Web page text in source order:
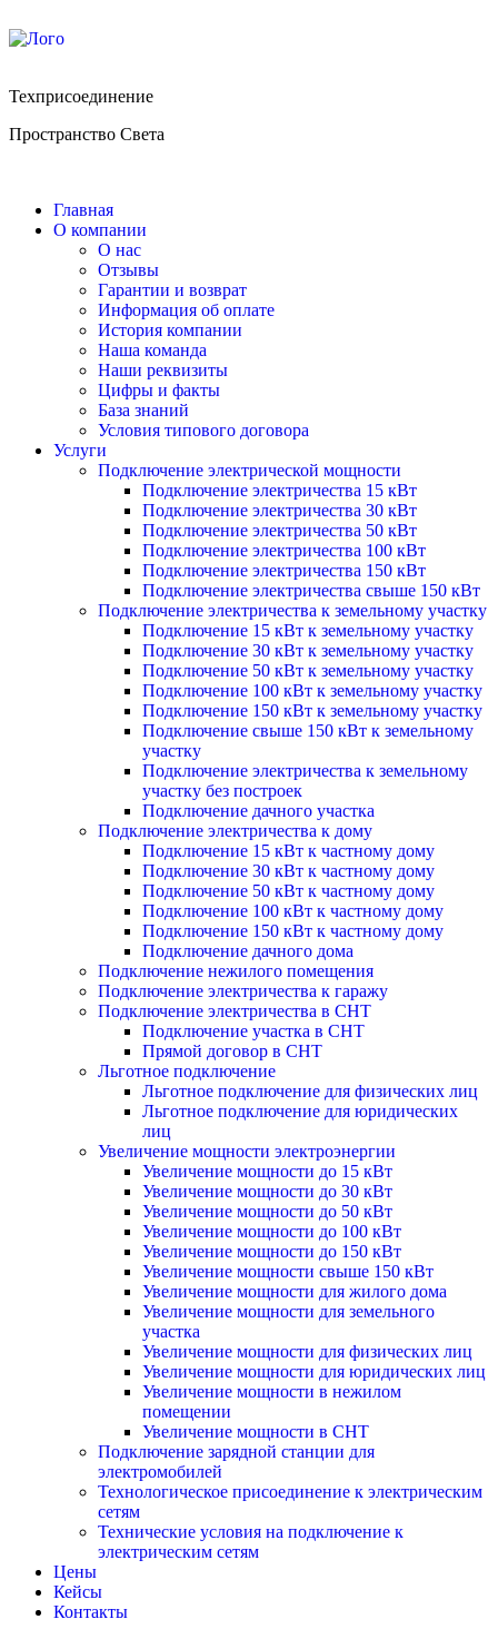
Техприсоединение
Пространство Света
Главная
О компании
О нас
Отзывы
Гарантии и возврат
Информация об оплате
История компании
Наша команда
Наши реквизиты
Цифры и факты
База знаний
Условия типового договора
Услуги
Подключение электрической мощности
Подключение электричества 15 кВт
Подключение электричества 30 кВт
Подключение электричества 50 кВт
Подключение электричества 100 кВт
Подключение электричества 150 кВт
Подключение электричества свыше 150 кВт
Подключение электричества к земельному участку
Подключение 15 кВт к земельному участку
Подключение 30 кВт к земельному участку
Подключение 50 кВт к земельному участку
Подключение 100 кВт к земельному участку
Подключение 150 кВт к земельному участку
Подключение свыше 150 кВт к земельному
участку
Подключение электричества к земельному
участку без построек
Подключение дачного участка
Подключение электричества к дому
Подключение 15 кВт к частному дому
Подключение 30 кВт к частному дому
Подключение 50 кВт к частному дому
Подключение 100 кВт к частному дому
Подключение 150 кВт к частному дому
Подключение дачного дома
Подключение нежилого помещения
Подключение электричества к гаражу
Подключение электричества в СНТ
Подключение участка в СНТ
Прямой договор в СНТ
Льготное подключение
Льготное подключение для физических лиц
Льготное подключение для юридических
лиц
Увеличение мощности электроэнергии
Увеличение мощности до 15 кВт
Увеличение мощности до 30 кВт
Увеличение мощности до 50 кВт
Увеличение мощности до 100 кВт
Увеличение мощности до 150 кВт
Увеличение мощности свыше 150 кВт
Увеличение мощности для жилого дома
Увеличение мощности для земельного
участка
Увеличение мощности для физических лиц
Увеличение мощности для юридических лиц
Увеличение мощности в нежилом
помещении
Увеличение мощности в СНТ
Подключение зарядной станции для
электромобилей
Технологическое присоединение к электрическим
сетям
Технические условия на подключение к
электрическим сетям
Цены
Кейсы
Контакты